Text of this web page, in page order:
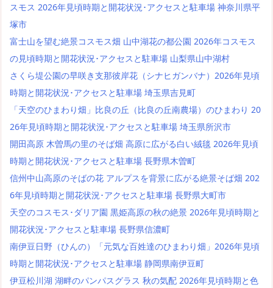
スモス 2026年見頃時期と開花状況･アクセスと駐車場 神奈川県平
塚市
富士山を望む絶景コスモス畑 山中湖花の都公園 2026年コスモス
の見頃時期と開花状況･アクセスと駐車場 山梨県山中湖村
さくら堤公園の早咲き支那彼岸花（シナヒガンバナ）2026年見頃
時期と開花状況･アクセスと駐車場 埼玉県吉見町
「天空のひまわり畑」比良の丘（比良の丘南農場）のひまわり 20
26年見頃時期と開花状況･アクセスと駐車場 埼玉県所沢市
開田高原 木曽馬の里のそば畑 高原に広がる白い絨毯 2026年見頃
時期と開花状況･アクセスと駐車場 長野県木曽町
信州中山高原のそばの花 アルプスを背景に広がる絶景そば畑 202
6年見頃時期と開花状況･アクセスと駐車場 長野県大町市
天空のコスモス･ダリア園 黒姫高原の秋の絶景 2026年見頃時期と
開花状況･アクセスと駐車場 長野県信濃町
南伊豆日野（ひんの）「元気な百姓達のひまわり畑」2026年見頃
時期と開花状況･アクセスと駐車場 静岡県南伊豆町
伊豆松川湖 湖畔のパンパスグラス 秋の気配 2026年見頃時期と色